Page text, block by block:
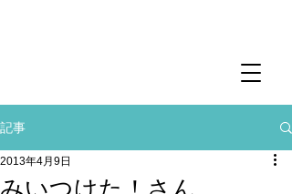
記事
みいつけた！さん
2013年4月9日